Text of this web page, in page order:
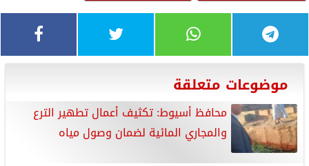
موضوعات متعلقة
محافظ أسيوط: تكثيف أعمال تطهير الترع
والمجاري المائية لضمان وصول مياه